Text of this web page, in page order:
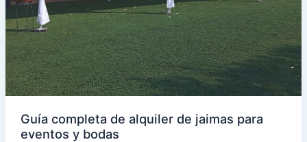
Guía completa de alquiler de jaimas para
eventos y bodas